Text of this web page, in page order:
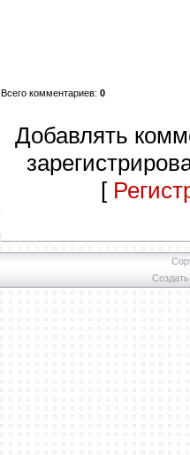
Всего комментариев: 0
Добавлять
[